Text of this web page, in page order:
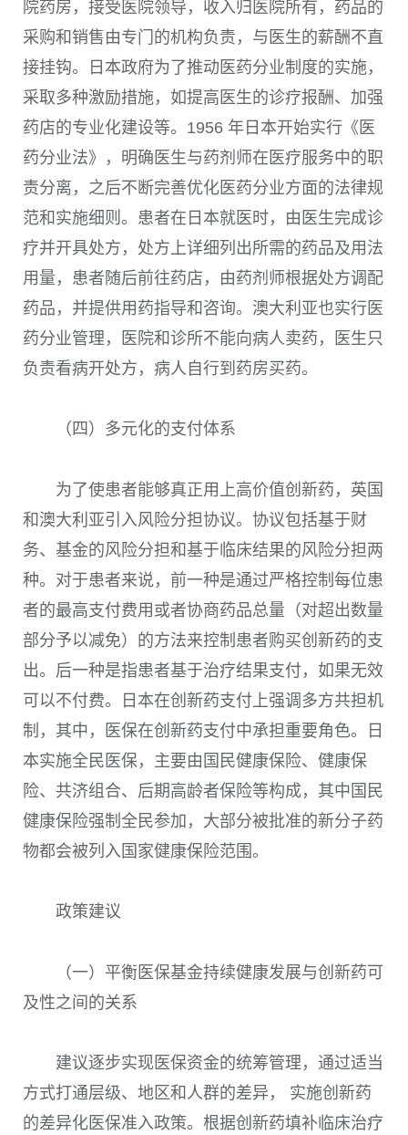
院药房，接受医院领导，收入归医院所有，药品的
采购和销售由专门的机构负责，与医生的薪酬不直
接挂钩。日本政府为了推动医药分业制度的实施，
采取多种激励措施，如提高医生的诊疗报酬、加强
药店的专业化建设等。1956 年日本开始实行《医
药分业法》，明确医生与药剂师在医疗服务中的职
责分离，之后不断完善优化医药分业方面的法律规
范和实施细则。患者在日本就医时，由医生完成诊
疗并开具处方，处方上详细列出所需的药品及用法
用量，患者随后前往药店，由药剂师根据处方调配
药品，并提供用药指导和咨询。澳大利亚也实行医
药分业管理，医院和诊所不能向病人卖药，医生只
负责看病开处方，病人自行到药房买药。
（四）多元化的支付体系
为了使患者能够真正用上高价值创新药，英国
和澳大利亚引入风险分担协议。协议包括基于财
务、基金的风险分担和基于临床结果的风险分担两
种。对于患者来说，前一种是通过严格控制每位患
者的最高支付费用或者协商药品总量（对超出数量
部分予以减免）的方法来控制患者购买创新药的支
出。后一种是指患者基于治疗结果支付，如果无效
可以不付费。日本在创新药支付上强调多方共担机
制，其中，医保在创新药支付中承担重要角色。日
本实施全民医保，主要由国民健康保险、健康保
险、共济组合、后期高龄者保险等构成，其中国民
健康保险强制全民参加，大部分被批准的新分子药
物都会被列入国家健康保险范围。
政策建议
（一）平衡医保基金持续健康发展与创新药可
及性之间的关系
建议逐步实现医保资金的统筹管理，通过适当
方式打通层级、地区和人群的差异， 实施创新药
的差异化医保准入政策。根据创新药填补临床治疗